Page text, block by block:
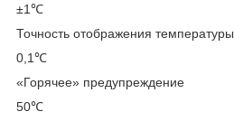
±1℃
Точность отображения температуры
0,1℃
«Горячее» предупреждение
50℃